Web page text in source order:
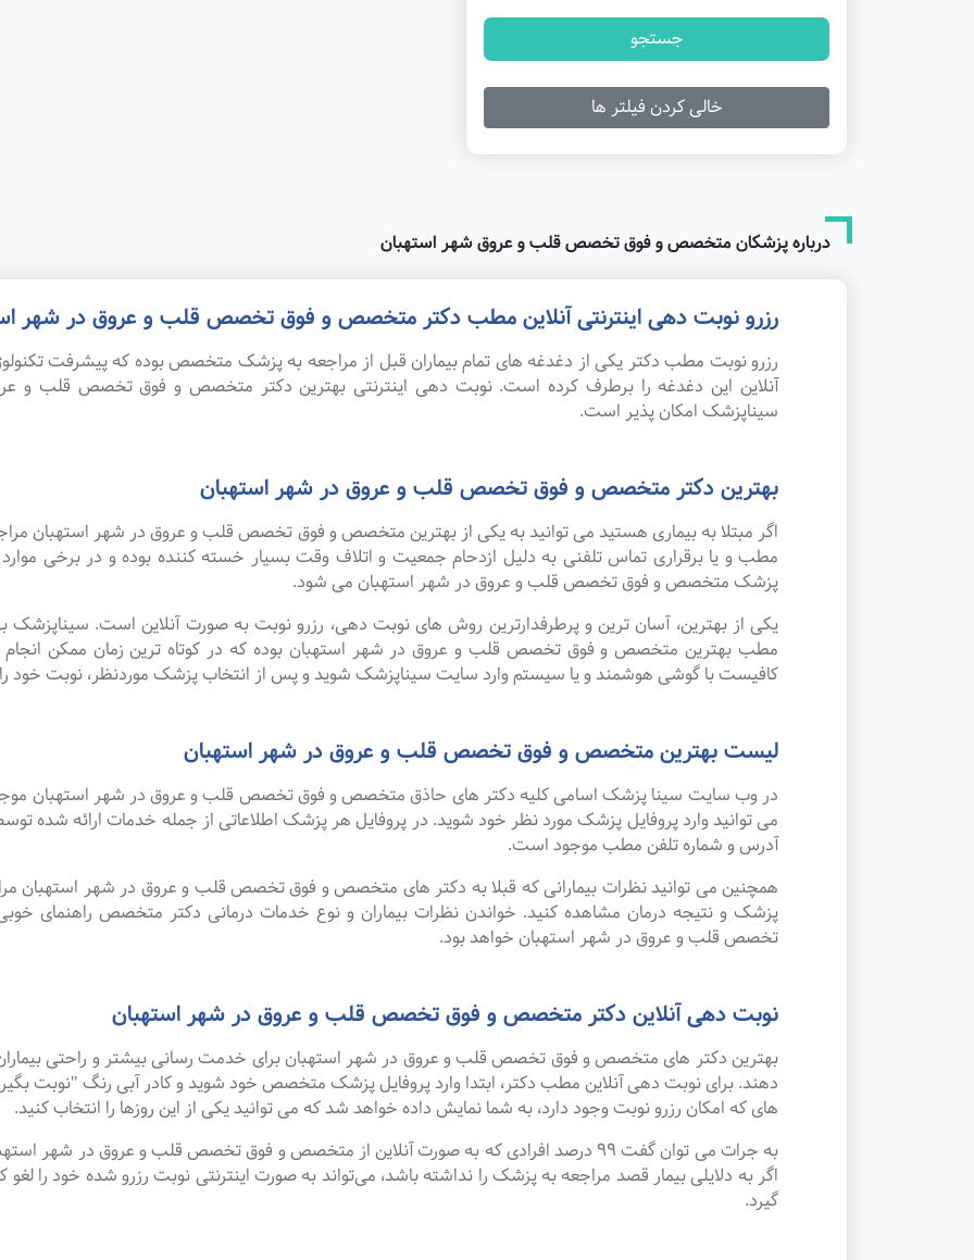
جستجو
خالی کردن فیلتر ها
درباره پزشکان متخصص و فوق تخصص قلب و عروق شهر استهبان
رزرو نوبت دهی اینترنتی آنلاین مطب دکتر متخصص و فوق تخصص قلب و عروق در شهر
رزرو نوبت مطب دکتر یکی از دغدغه های تمام بیماران قبل از مراجعه به پزشک متخصص بوده که پیشرفت
آنلاین این دغدغه را برطرف کرده است. نوبت دهی اینترنتی بهترین دکتر متخصص و فوق تخصص قلب و
سیناپزشک امکان پذیر است.
بهترین دکتر متخصص و فوق تخصص قلب و عروق در شهر استهبان
اگر مبتلا به بیماری هستید می توانید به یکی از بهترین متخصص و فوق تخصص قلب و عروق در شهر استهبان
مطب و یا برقراری تماس تلفنی به دلیل ازدحام جمعیت و اتلاف وقت بسیار خسته کننده بوده و در برخی
پزشک متخصص و فوق تخصص قلب و عروق در شهر استهبان می شود.
یکی از بهترین، آسان ترین و پرطرفدارترین روش های نوبت دهی، رزرو نوبت به صورت آنلاین است. سیناپزشک
مطب بهترین متخصص و فوق تخصص قلب و عروق در شهر استهبان بوده که در کوتاه ترین زمان ممکن انجام می
کافیست با گوشی هوشمند و یا سیستم وارد سایت سیناپزشک شوید و پس از انتخاب پزشک موردنظر، نوبت خود را
لیست بهترین متخصص و فوق تخصص قلب و عروق در شهر استهبان
در وب سایت سینا پزشک اسامی کلیه دکتر های حاذق متخصص و فوق تخصص قلب و عروق در شهر استهبان موجود
می توانید وارد پروفایل پزشک مورد نظر خود شوید. در پروفایل هر پزشک اطلاعاتی از جمله خدمات ارائه
آدرس و شماره تلفن مطب موجود است.
همچنین می توانید نظرات بیمارانی که قبلا به دکتر های متخصص و فوق تخصص قلب و عروق در شهر استهبان
پزشک و نتیجه درمان مشاهده کنید. خواندن نظرات بیماران و نوع خدمات درمانی دکتر متخصص راهنمای
تخصص قلب و عروق در شهر استهبان خواهد بود.
نوبت دهی آنلاین دکتر متخصص و فوق تخصص قلب و عروق در شهر استهبان
بهترین دکتر های متخصص و فوق تخصص قلب و عروق در شهر استهبان برای خدمت رسانی بیشتر و راحتی بیماران
دهند. برای نوبت دهی آنلاین مطب دکتر، ابتدا وارد پروفایل پزشک متخصص خود شوید و کادر آبی رنگ "نوبت
های که امکان رزرو نوبت وجود دارد، به شما نمایش داده خواهد شد که می توانید یکی از این روزها را انتخاب کنید.
به جرات می‌ توان گفت ۹۹ درصد افرادی که به صورت آنلاین از متخصص و فوق تخصص قلب و عروق در
اگر به دلایلی بیمار قصد مراجعه به پزشک را نداشته باشد، می‌تواند به صورت اینترنتی نوبت رزرو شده خود را لغو
گیرد.